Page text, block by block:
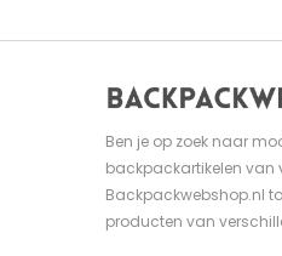
Ben je op zoek naar
backpackartikelen van
Backpackwebshop.nl
producten van